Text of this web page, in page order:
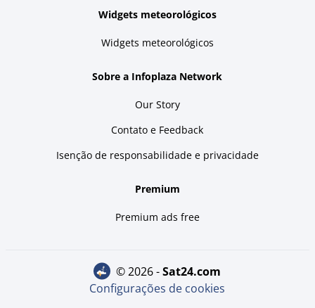
Widgets meteorológicos
Widgets meteorológicos
Sobre a Infoplaza Network
Our Story
Contato e Feedback
Isenção de responsabilidade e privacidade
Premium
Premium ads free
© 2026 - sat24.com
Configurações de cookies